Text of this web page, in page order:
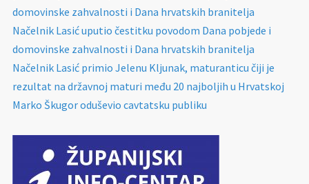
domovinske zahvalnosti i Dana hrvatskih branitelja
Načelnik Lasić uputio čestitku povodom Dana pobjede i
domovinske zahvalnosti i Dana hrvatskih branitelja
Načelnik Lasić primio Jelenu Kljunak, maturanticu čiji je
rezultat na državnoj maturi među 20 najboljih u Hrvatskoj
Marko Škugor oduševio cavtatsku publiku